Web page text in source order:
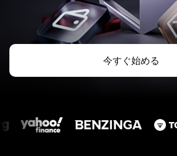
今すぐ始める